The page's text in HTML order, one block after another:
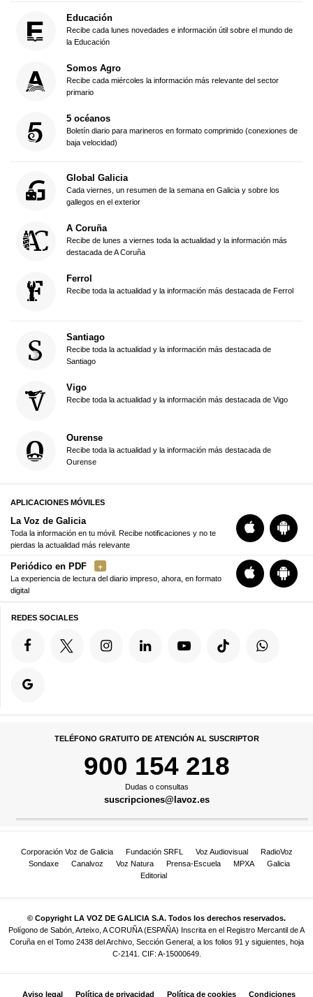
Educación
Recibe cada lunes novedades e información útil sobre el mundo de
la Educación
Somos Agro
Recibe cada miércoles la información más relevante del sector
primario
5 océanos
Boletín diario para marineros en formato comprimido (conexiones de
baja velocidad)
Global Galicia
Cada viernes, un resumen de la semana en Galicia y sobre los
gallegos en el exterior
A Coruña
Recibe de lunes a viernes toda la actualidad y la información más
destacada de A Coruña
Ferrol
Recibe toda la actualidad y la información más destacada de Ferrol
Santiago
Recibe toda la actualidad y la información más destacada de
Santiago
Vigo
Recibe toda la actualidad y la información más destacada de Vigo
Ourense
Recibe toda la actualidad y la información más destacada de
Ourense
APLICACIONES MÓVILES
La Voz de Galicia
Toda la información en tu móvil. Recibe notificaciones y no te
pierdas la actualidad más relevante
Periódico en PDF
La experiencia de lectura del diario impreso, ahora, en formato
digital
REDES SOCIALES
TELÉFONO GRATUITO DE ATENCIÓN AL SUSCRIPTOR
900 154 218
Dudas o consultas
suscripciones@lavoz.es
Corporación Voz de Galicia Fundación SRFL Voz Audiovisual
RadioVoz
Sondaxe
Canalvoz Voz Natura Prensa-Escuela MPXA
Galicia
Editorial
© Copyright LA VOZ DE GALICIA S.A. Todos los derechos reservados.
Polígono de Sabón, Arteixo, A CORUÑA (ESPAÑA) Inscrita en el Registro Mercantil de A
Coruña en el Tomo 2438 del Archivo, Sección General, a los folios 91 y siguientes, hoja
C-2141. CIF: A-15000649.
Aviso legal Política de privacidad Política de cookies Condiciones